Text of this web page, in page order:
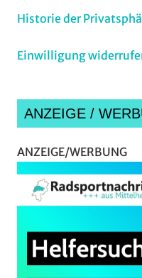
Historie der
Einwilligung
ANZEIGE /
ANZEIGE/WERBUNG